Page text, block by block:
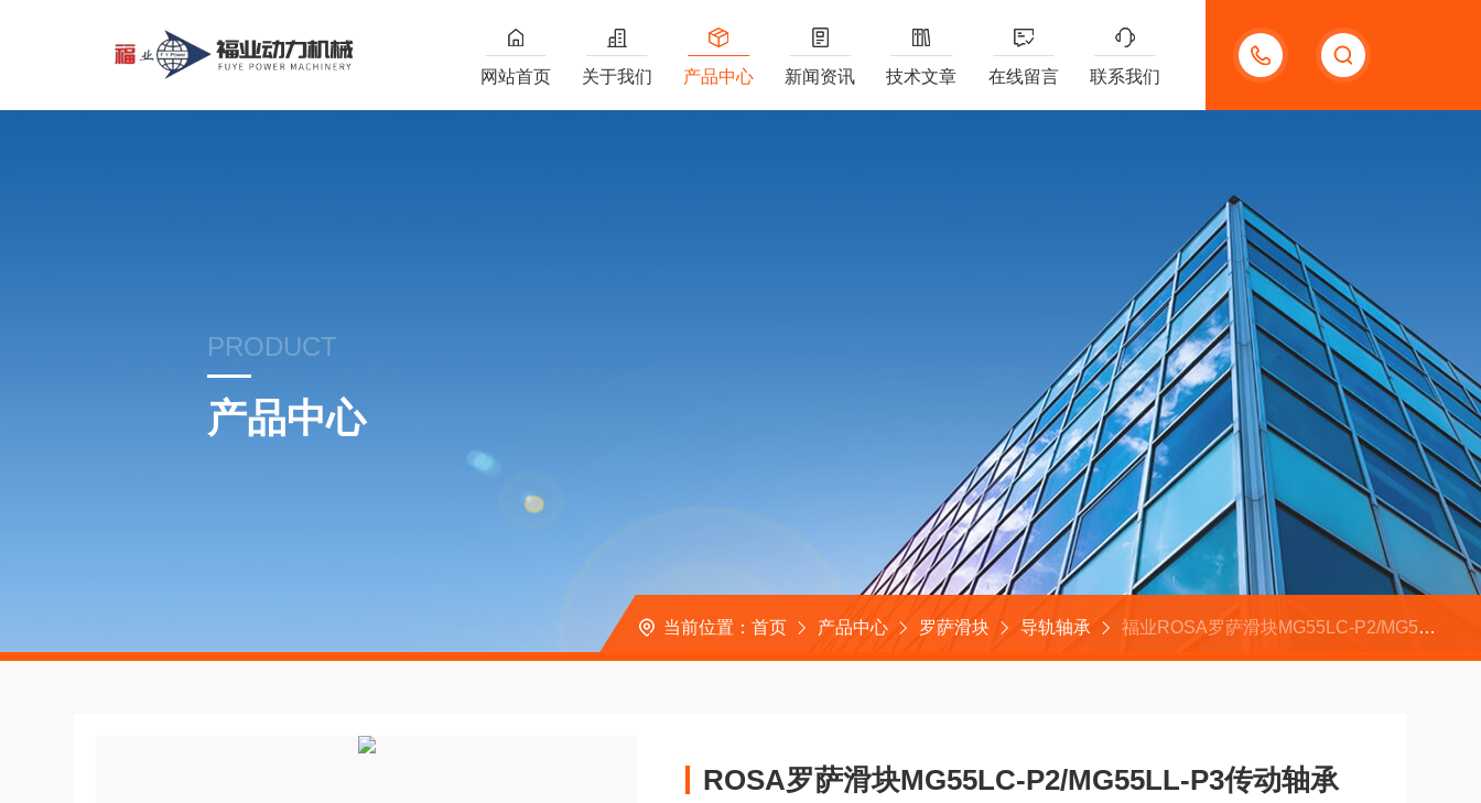
13132097161
网站首页 关于我们 产品中心 新闻资讯 技术文章 在线留言 联系我们
PRODUCT
产品中心
当前位置： 首页 产品中心 罗萨滑块 导轨轴承 福业ROSA罗萨滑块MG55LC-P2/MG55LL-P3传动轴承
ROSA罗萨滑块MG55LC-P2/MG55LL-P3传动轴承